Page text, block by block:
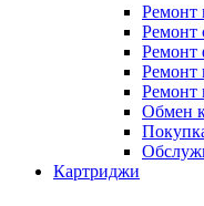
Ремонт
Ремонт
Ремонт
Ремонт
Ремонт
Обмен
Картриджи